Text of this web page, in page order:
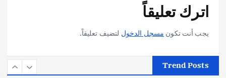
اترك تعليقاً
يجب أنت تكون مسجل الدخول لتضيف تعليقاً.
Trend Posts
هوي آن… مدينة الفوانيس وسحر التاريخ
مكتب الإحصاءات الأسترالي (ABS) يجري
عملية التعداد السكاني في11 من الشهر